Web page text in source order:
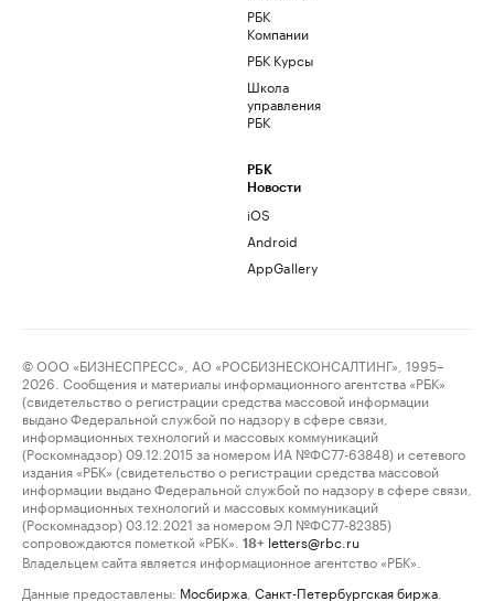
РБК
Компании
РБК Курсы
Школа
управления
РБК
РБК
Новости
iOS
Android
AppGallery
© ООО «БИЗНЕСПРЕСС», АО «РОСБИЗНЕСКОНСАЛТИНГ», 1995–
2026. Сообщения и материалы информационного агентства «РБК»
(свидетельство о регистрации средства массовой информации
выдано Федеральной службой по надзору в сфере связи,
информационных технологий и массовых коммуникаций
(Роскомнадзор) 09.12.2015 за номером ИА №ФС77-63848) и сетевого
издания «РБК» (свидетельство о регистрации средства массовой
информации выдано Федеральной службой по надзору в сфере связи,
информационных технологий и массовых коммуникаций
(Роскомнадзор) 03.12.2021 за номером ЭЛ №ФС77-82385)
сопровождаются пометкой «РБК».
18+ letters@rbc.ru
Владельцем сайта является информационное агентство «РБК».
Данные предоставлены: Мосбиржа Санкт-Петербургская биржа